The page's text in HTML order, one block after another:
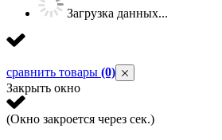
Загрузка данных...
сравнить товары (0)
Закрыть окно
(Окно закроется через сек.)